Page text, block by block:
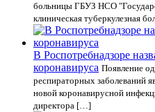
больницы ГБУЗ НСО
клиническая туберкулезная
В Роспотребнадзоре
коронавируса Появление
респираторных заболеваний
новой коронавирусной
директора […]